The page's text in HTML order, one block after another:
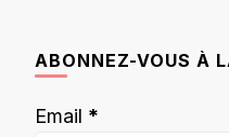
ABONNEZ-VOUS À
Email *